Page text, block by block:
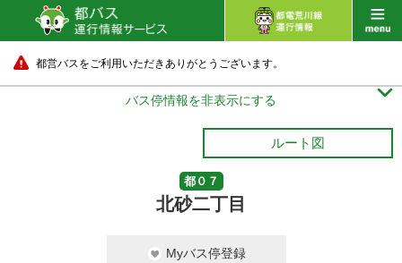
都営バスをご利用いただきありがとうございます。
バス停情報を非表示にする 
ルート図
都０７
北砂二丁目
Myバス停登録